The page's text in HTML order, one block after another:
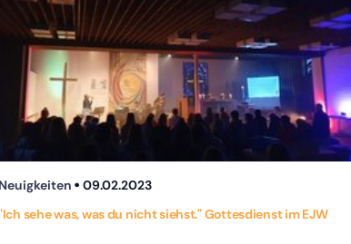
Neuigkeiten
09.02.2023
sehe was, was du nicht siehst." Gottesdienst im EJW